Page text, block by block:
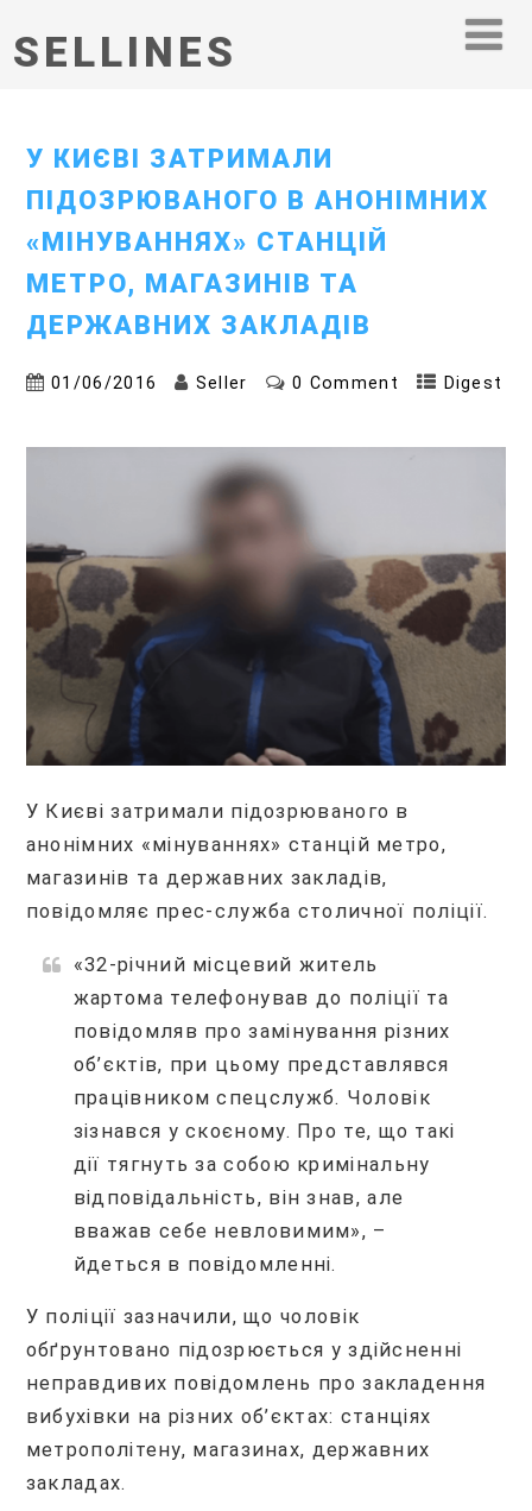
SELLINES
У КИЄВІ ЗАТРИМАЛИ
ПІДОЗРЮВАНОГО В АНОНІМНИХ
«МІНУВАННЯХ» СТАНЦІЙ
МЕТРО, МАГАЗИНІВ ТА
ДЕРЖАВНИХ ЗАКЛАДІВ
01/06/2016 Seller 0 Comment Digest
У Києві затримали підозрюваного в
анонімних «мінуваннях» станцій метро,
магазинів та державних закладів,
повідомляє прес-служба столичної поліції.
«32-річний місцевий житель
жартома телефонував до поліції та
повідомляв про замінування різних
об’єктів, при цьому представлявся
працівником спецслужб. Чоловік
зізнався у скоєному. Про те, що такі
дії тягнуть за собою кримінальну
відповідальність, він знав, але
вважав себе невловимим», –
йдеться в повідомленні.
У поліції зазначили, що чоловік
обґрунтовано підозрюється у здійсненні
неправдивих повідомлень про закладення
вибухівки на різних об’єктах: станціях
метрополітену, магазинах, державних
закладах.